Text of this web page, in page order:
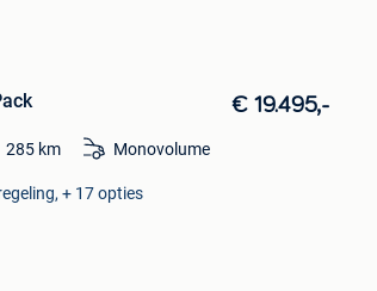
€ 19.495,-
285 km Monovolume
+ 17 opties